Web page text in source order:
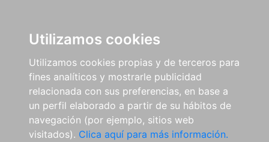
Utilizamos cookies
Utilizamos cookies propias y de terceros para
fines analíticos y mostrarle publicidad
relacionada con sus preferencias, en base a
un perfil elaborado a partir de su hábitos de
navegación (por ejemplo, sitios web
visitados). Clica aquí para más información.